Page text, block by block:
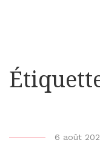
b
6 août